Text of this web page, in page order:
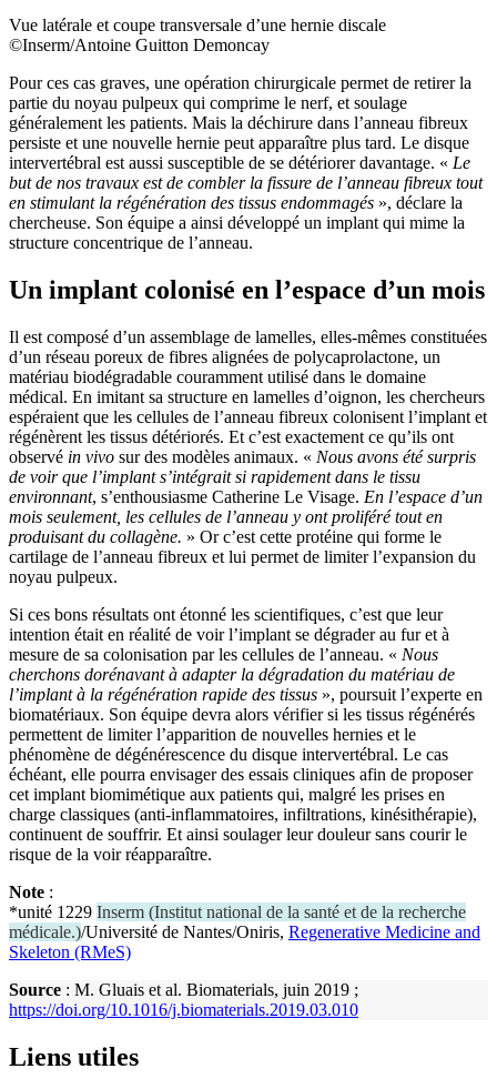
Vue latérale et coupe transversale d’une hernie discale
©Inserm/Antoine Guitton Demoncay
Pour ces cas graves, une opération chirurgicale permet de retirer la
partie du noyau pulpeux qui comprime le nerf, et soulage
généralement les patients. Mais la déchirure dans l’anneau fibreux
persiste et une nouvelle hernie peut apparaître plus tard. Le disque
intervertébral est aussi susceptible de se détériorer davantage. « Le
but de nos travaux est de combler la fissure de l’anneau fibreux tout
en stimulant la régénération des tissus endommagés », déclare la
chercheuse. Son équipe a ainsi développé un implant qui mime la
structure concentrique de l’anneau.
Un implant colonisé en l’espace d’un mois
Il est composé d’un assemblage de lamelles, elles-mêmes constituées
d’un réseau poreux de fibres alignées de polycaprolactone, un
matériau biodégradable couramment utilisé dans le domaine
médical. En imitant sa structure en lamelles d’oignon, les chercheurs
espéraient que les cellules de l’anneau fibreux colonisent l’implant et
régénèrent les tissus détériorés. Et c’est exactement ce qu’ils ont
observé in vivo sur des modèles animaux. « Nous avons été surpris
de voir que l’implant s’intégrait si rapidement dans le tissu
environnant, s’enthousiasme Catherine Le Visage. En l’espace d’un
mois seulement, les cellules de l’anneau y ont proliféré tout en
produisant du collagène. » Or c’est cette protéine qui forme le
cartilage de l’anneau fibreux et lui permet de limiter l’expansion du
noyau pulpeux.
Si ces bons résultats ont étonné les scientifiques, c’est que leur
intention était en réalité de voir l’implant se dégrader au fur et à
mesure de sa colonisation par les cellules de l’anneau. « Nous
cherchons dorénavant à adapter la dégradation du matériau de
l’implant à la régénération rapide des tissus », poursuit l’experte en
biomatériaux. Son équipe devra alors vérifier si les tissus régénérés
permettent de limiter l’apparition de nouvelles hernies et le
phénomène de dégénérescence du disque intervertébral. Le cas
échéant, elle pourra envisager des essais cliniques afin de proposer
cet implant biomimétique aux patients qui, malgré les prises en
charge classiques (anti-inflammatoires, infiltrations, kinésithérapie),
continuent de souffrir. Et ainsi soulager leur douleur sans courir le
risque de la voir réapparaître.
Note :
*unité 1229 Inserm (Institut national de la santé et de la recherche
médicale.)/Université de Nantes/Oniris, Regenerative Medicine and
Skeleton (RMeS)
Source : M. Gluais et al. Biomaterials, juin 2019 ;
https://doi.org/10.1016/j.biomaterials.2019.03.010
Liens utiles